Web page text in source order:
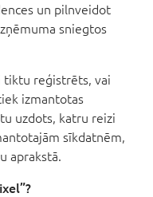
un pilnveidot
sniegtos
tiktu reģistrēts, vai
izmantotas
uzdots, katru reizi
sīkdatnēm,
aprakstā.